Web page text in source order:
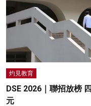
灼見教育
DSE 2026｜聯招放榜
元